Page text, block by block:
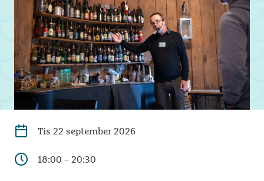
Tis 22 september 2026
18:00 – 20:30